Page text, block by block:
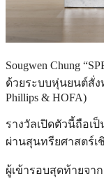
Sougwen Chung
ด้วยระบบหุ่นยนต์สั่ง
Phillips & HOFA)
รางวัลเปิดตัวนี้ถือ
ผ่านสุนทรียศาสตร์
ผู้เข้ารอบสุดท้ายจา